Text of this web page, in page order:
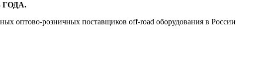
14
ГОДА.
оптово-розничных поставщиков off-road оборудования в России